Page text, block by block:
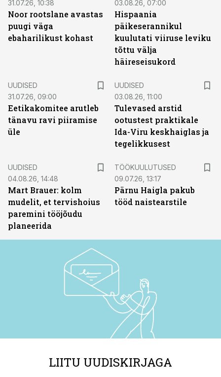
31.07.26, 10:38
Noor rootslane avastas
puugi väga
ebaharilikust kohast
03.08.26, 07:00
Hispaania
päikeserannikul
kuulutati viiruse leviku
tõttu välja
häireseisukord
UUDISED
31.07.26, 09:00
Eetikakomitee arutleb
tänavu ravi piiramise
üle
UUDISED
03.08.26, 11:00
Tulevased arstid
ootustest praktikale
Ida-Viru keskhaiglas ja
tegelikkusest
UUDISED
04.08.26, 14:48
Mart Brauer: kolm
mudelit, et tervishoius
paremini tööjõudu
planeerida
TÖÖKUULUTUSED
09.07.26, 13:17
Pärnu Haigla pakub
tööd naistearstile
LIITU UUDISKIRJAGA